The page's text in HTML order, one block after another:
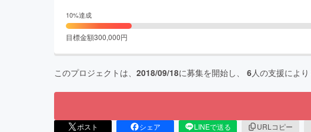
10%達成
目標金額300,000円
このプロジェクトは、 2018/09/18に募集を開始し、 6人の支援により
ポスト シェア LINEで送る URLコピー